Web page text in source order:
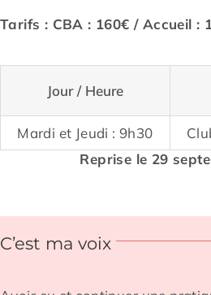
Tarifs : CBA : 160€ / Accueil :
Jour / Heure
Mardi et Jeudi : 9h30
Reprise le 29
C’est ma voix